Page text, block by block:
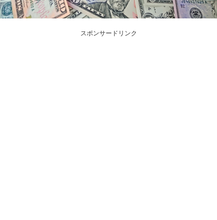
スポンサードリンク